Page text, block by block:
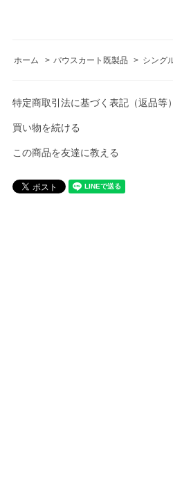
ホーム > パウスカート既製品 > シング
特定商取引法に基づく表記（返品等）
買い物を続ける
この商品を友達に教える